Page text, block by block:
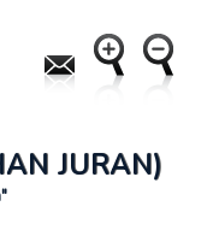
JURAN)